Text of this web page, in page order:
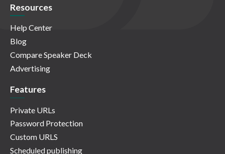
Resources
Help Center
Blog
Compare Speaker Deck
Advertising
Features
Private URLs
Password Protection
Custom URLS
Scheduled publishing